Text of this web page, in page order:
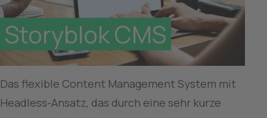
Storyblok CMS
Das flexible Content Management System mit
Headless-Ansatz, das durch eine sehr kurze